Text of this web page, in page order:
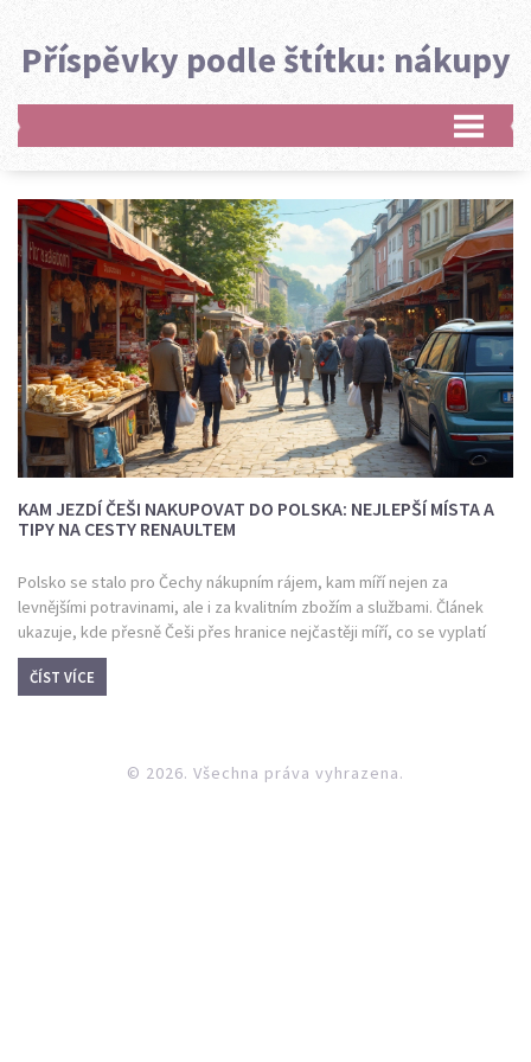
Příspěvky podle štítku: nákupy
KAM JEZDÍ ČEŠI NAKUPOVAT DO POLSKA: NEJLEPŠÍ MÍSTA A
TIPY NA CESTY RENAULTEM
Polsko se stalo pro Čechy nákupním rájem, kam míří nejen za
levnějšími potravinami, ale i za kvalitním zbožím a službami. Článek
ukazuje, kde přesně Češi přes hranice nejčastěji míří, co se vyplatí
nakoupit a proč je cesta Renaultem do Polska čím dál populárnější.
Najdete zde aktuální informace o cenách, tipech na trhy a parkování.
ČÍST VÍCE
© 2026. Všechna práva vyhrazena.